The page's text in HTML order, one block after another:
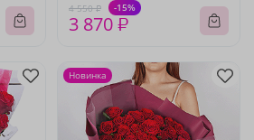
4 550 ₽ -15%
3 870 ₽
Новинка